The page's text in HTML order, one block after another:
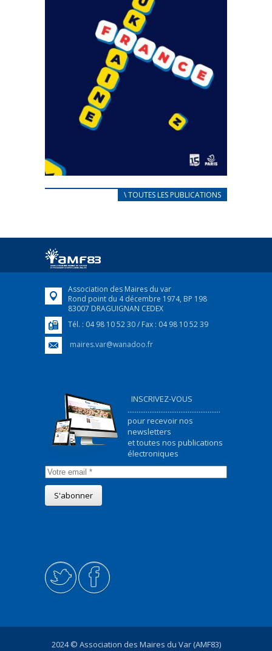
CARNET D’ACCUEIL
Afin d’accompagner au mieux les réfugiés
FEUILLETER
\ TOUTES LES PUBLICATIONS
Association des Maires du var
Rond point du 4 décembre 1974, BP 198
83007 DRAGUIGNAN CEDEX
Tél. : 04 98 10 52 30 / Fax : 04 98 10 52 39
maires.var@wanadoo.fr
INSCRIVEZ-VOUS
...................................................
pour recevoir nos
newsletters
et toutes nos publications
électroniques
2024 © Association des Maires du Var (AMF83)